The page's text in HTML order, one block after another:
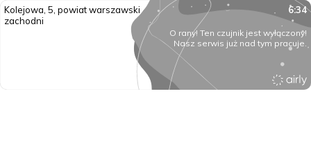
Kolejowa, 5, powiat warszawski
zachodni
6:34
O rany! Ten czujnik jest wyłączony!
Nasz serwis już nad tym pracuje.